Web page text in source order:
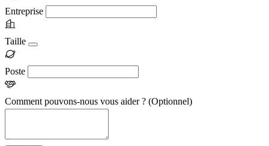
Entreprise
Taille
Poste
Comment pouvons-nous vous aider ? (Optionnel)